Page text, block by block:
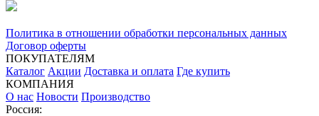
Политика в отношении обработки персональных данных
Договор оферты
ПОКУПАТЕЛЯМ
Каталог Акции Доставка и оплата Где купить
КОМПАНИЯ
О нас Новости Производство
Россия: